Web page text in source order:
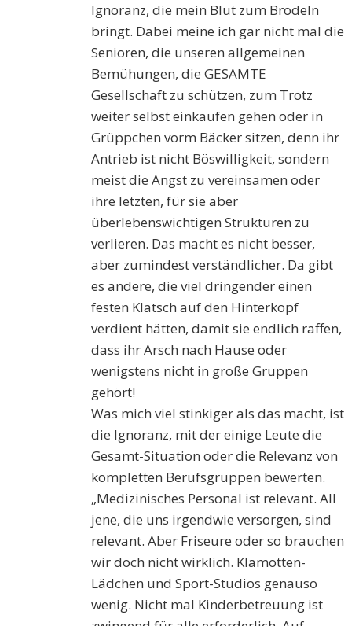
Ignoranz, die mein Blut zum Brodeln
bringt. Dabei meine ich gar nicht mal die
Senioren, die unseren allgemeinen
Bemühungen, die GESAMTE
Gesellschaft zu schützen, zum Trotz
weiter selbst einkaufen gehen oder in
Grüppchen vorm Bäcker sitzen, denn ihr
Antrieb ist nicht Böswilligkeit, sondern
meist die Angst zu vereinsamen oder
ihre letzten, für sie aber
überlebenswichtigen Strukturen zu
verlieren. Das macht es nicht besser,
aber zumindest verständlicher. Da gibt
es andere, die viel dringender einen
festen Klatsch auf den Hinterkopf
verdient hätten, damit sie endlich raffen,
dass ihr Arsch nach Hause oder
wenigstens nicht in große Gruppen
gehört!
Was mich viel stinkiger als das macht, ist
die Ignoranz, mit der einige Leute die
Gesamt-Situation oder die Relevanz von
kompletten Berufsgruppen bewerten.
„Medizinisches Personal ist relevant. All
jene, die uns irgendwie versorgen, sind
relevant. Aber Friseure oder so brauchen
wir doch nicht wirklich. Klamotten-
Lädchen und Sport-Studios genauso
wenig. Nicht mal Kinderbetreuung ist